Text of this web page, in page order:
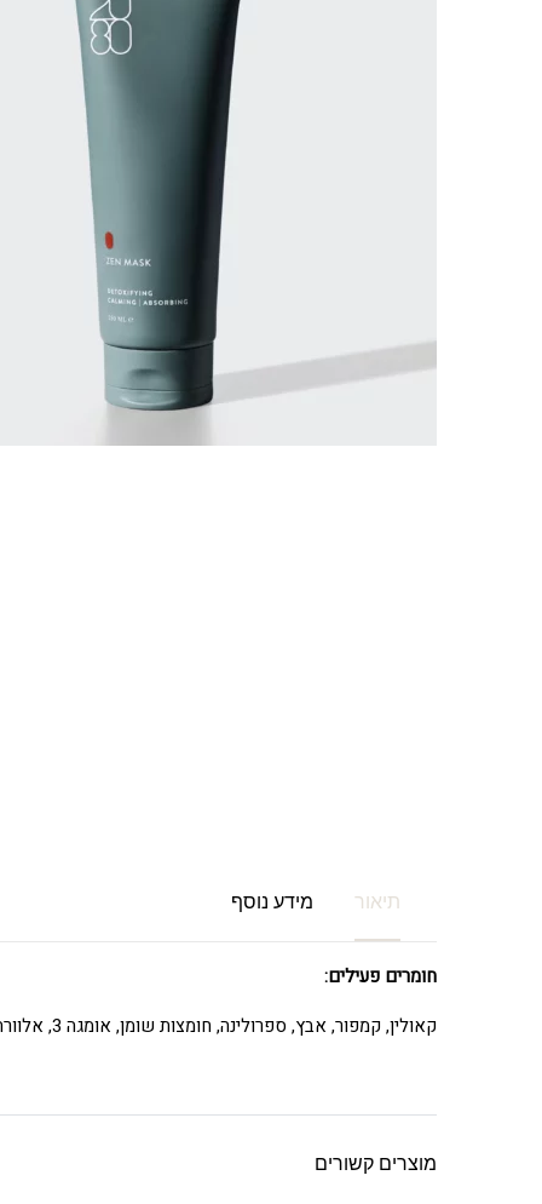
תיאור מידע נוסף
חומרים פעילים:
קאולין, קמפור, אבץ, ספרולינה, חומצות שומן, אומגה 3, אלוורה, תמצית פירות, ביו-סכריד, ביסבולול.
מוצרים קשורים